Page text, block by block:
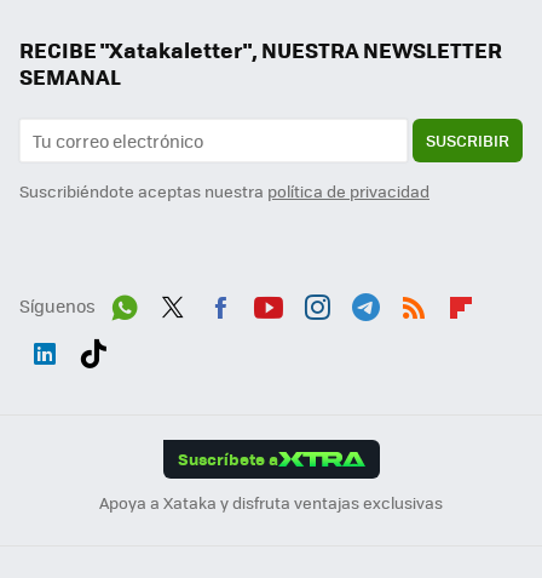
RECIBE "Xatakaletter", NUESTRA NEWSLETTER
SEMANAL
SUSCRIBIR
Suscribiéndote aceptas nuestra política de privacidad
Síguenos
Suscríbete a
Apoya a Xataka y disfruta ventajas exclusivas